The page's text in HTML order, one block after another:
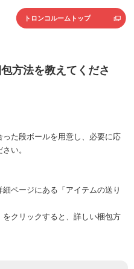
トロンコルームトップ
方法を教えてくださ
た段ボールを用意し、必要に応
い。
細ページにある「アイテムの送り
クリックすると、詳しい梱包方